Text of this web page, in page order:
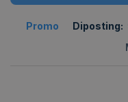
Promo Diposting: